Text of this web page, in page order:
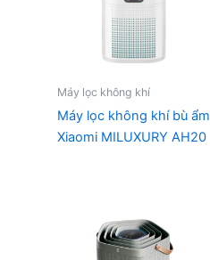
Máy lọc không khí
Máy lọc không khí bù ẩm
Xiaomi MILUXURY AH20